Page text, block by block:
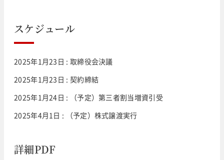
スケジュール
2025年1月23日 : 取締役会決議
2025年1月23日 : 契約締結
2025年1月24日 : （予定）第三者割当増資引受
2025年4月1日 : （予定）株式譲渡実行
詳細PDF